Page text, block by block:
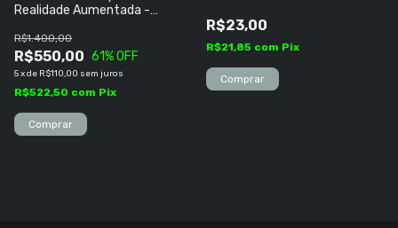
Realidade Aumentada -
Músicas + Todos Sample Packs
R$550,00
R$1.400,00
61% OFF
5xde R$110,00 sem juros
R$522,50 com Pix
R$23,00
R$21,85 com Pix